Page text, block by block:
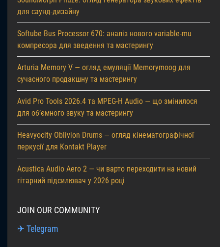
для саунд-дизайну
Softube Bus Processor 670: аналіз нового variable-mu
компресора для зведення та мастерингу
Arturia Memory V — огляд емуляції Memorymoog для
сучасного продакшну та мастерингу
Avid Pro Tools 2026.4 та MPEG-H Audio — що змінилося
для об’ємного звуку та мастерингу
Heavyocity Oblivion Drums — огляд кінематографічної
перкусії для Kontakt Player
Acustica Audio Aero 2 — чи варто переходити на новий
гітарний підсилювач у 2026 році
JOIN OUR COMMUNITY
✈ Telegram